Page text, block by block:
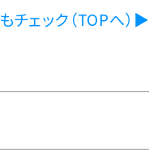
チェック（TOPへ）▶